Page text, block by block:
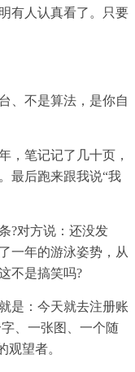
有人认真看了。只要
、不是算法，是你自
，笔记记了几十页，
最后跑来跟我说“我
?对方说：还没发
一年的游泳姿势，从
不是搞笑吗?
是：今天就去注册账
、一张图、一个随
观望者。